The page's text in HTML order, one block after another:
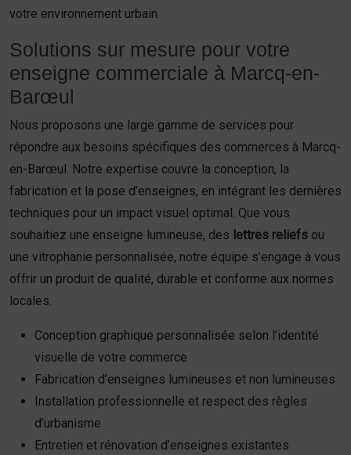
votre environnement urbain.
Solutions sur mesure pour votre
enseigne commerciale à Marcq-en-
Barœul
Nous proposons une large gamme de services pour
répondre aux besoins spécifiques des commerces à Marcq-
en-Barœul. Notre expertise couvre la conception, la
fabrication et la pose d’enseignes, en intégrant les dernières
techniques pour un impact visuel optimal. Que vous
souhaitiez une enseigne lumineuse, des lettres reliefs ou
une vitrophanie personnalisée, notre équipe s’engage à vous
offrir un produit de qualité, durable et conforme aux normes
locales.
Conception graphique personnalisée selon l’identité
visuelle de votre commerce
Fabrication d’enseignes lumineuses et non lumineuses
Installation professionnelle et respect des règles
d’urbanisme
Entretien et rénovation d’enseignes existantes